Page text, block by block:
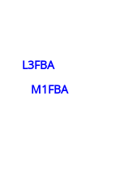
L3FBA
M1FBA